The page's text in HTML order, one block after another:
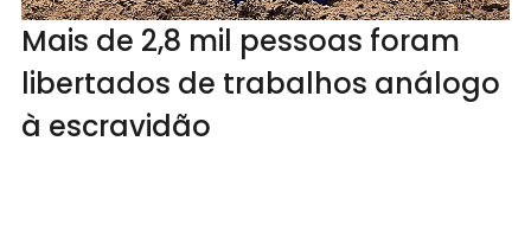
Mais de 2,8 mil pessoas foram
libertados de trabalhos análogo
à escravidão